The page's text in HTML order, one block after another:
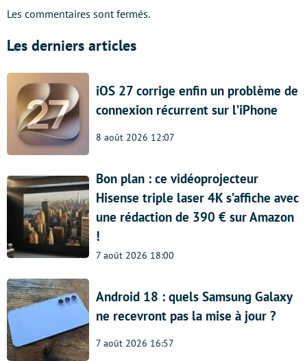
Les commentaires sont fermés.
Les derniers articles
iOS 27 corrige enfin un problème de
connexion récurrent sur l’iPhone
8 août 2026 12:07
Bon plan : ce vidéoprojecteur
Hisense triple laser 4K s’affiche avec
une rédaction de 390 € sur Amazon
!
7 août 2026 18:00
Android 18 : quels Samsung Galaxy
ne recevront pas la mise à jour ?
7 août 2026 16:57